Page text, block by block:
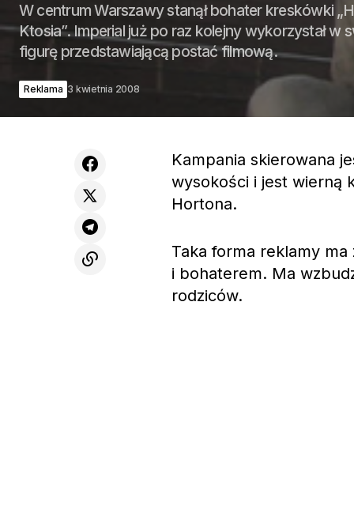
W centrum Warszawy stanął bohater kreskówki
Ktosia”. Imperial już po raz kolejny wykorzystał w
figurę przedstawiającą postać filmową.
Reklama 3 kwietnia 2008
Kampania skierowana
wysokości i jest wierną
Hortona.
Taka forma reklamy
i bohaterem. Ma
rodziców.